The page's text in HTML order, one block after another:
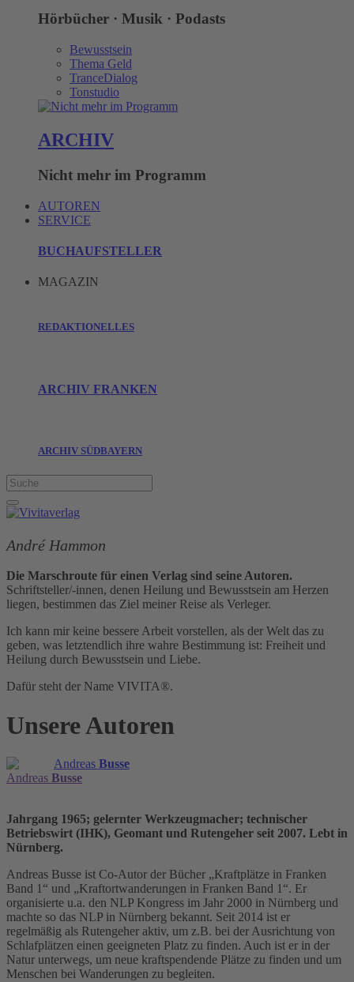
Hörbücher · Musik · Podasts
Bewusstsein
Thema Geld
TranceDialog
Tonstudio
ARCHIV
Nicht mehr im Programm
AUTOREN
SERVICE
BUCHAUFSTELLER
MAGAZIN
REDAKTIONELLES
ARCHIV FRANKEN
ARCHIV SÜDBAYERN
André Hammon
Die Marschroute für einen Verlag sind seine Autoren.
Schriftsteller/-innen, denen Heilung und Bewusstsein am Herzen
liegen, bestimmen das Ziel meiner Reise als Verleger.
Ich kann mir keine bessere Arbeit vorstellen, als der Welt das zu
geben, was letztendlich ihre wahre Bestimmung ist: Freiheit und
Heilung durch Bewusstsein und Liebe.
Dafür steht der Name VIVITA®.
Unsere Autoren
Andreas Busse
Andreas Busse
Jahrgang 1965; gelernter Werkzeugmacher; technischer
Betriebswirt (IHK), Geomant und Rutengeher seit 2007. Lebt in
Nürnberg.
Andreas Busse ist Co-Autor der Bücher „Kraftplätze in Franken
Band 1“ und „Kraftortwanderungen in Franken Band 1“. Er
organisierte u.a. den NLP Kongress im Jahr 2000 in Nürnberg und
machte so das NLP in Nürnberg bekannt. Seit 2014 ist er
regelmäßig als Rutengeher aktiv, um z.B. bei der Ausrichtung von
Schlafplätzen einen geeigneten Platz zu finden. Auch ist er in der
Natur unterwegs, um neue kraftspendende Plätze zu finden und um
Menschen bei Wanderungen zu begleiten.